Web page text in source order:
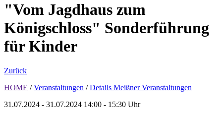
"Vom Jagdhaus zum
Königschloss" Sonderführung
für Kinder
Zurück
HOME / Veranstaltungen / Details Meißner Veranstaltungen
31.07.2024 - 31.07.2024 14:00 - 15:30 Uhr